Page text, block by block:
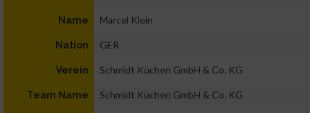
Name Marcel Klein
Nation GER
Verein Schmidt Küchen GmbH & Co. KG
Team Name Schmidt Küchen GmbH & Co. KG